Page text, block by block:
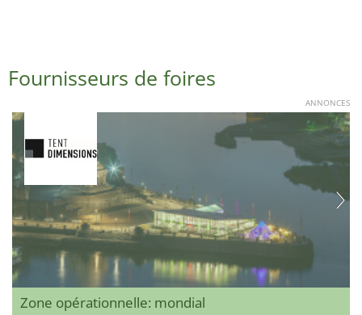
Fournisseurs de foires
ANNONCES
Zone opérationnelle: mondial